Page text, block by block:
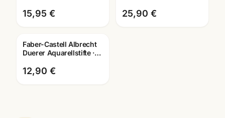
geräumig ·
Federmäppchen für
15,95 €
geeignet ·
Künstlerbedarf
25,90 €
Faber-Castell Albrecht
Duerer Aquarellstifte ·
Künstlerbedarf Man
12,90 €